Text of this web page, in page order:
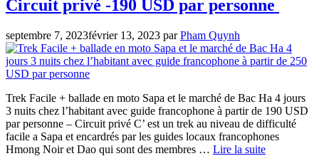
Circuit privé -190 USD par personne
septembre 7, 2023février 13, 2023 parPham Quynh
Trek Facile + ballade en moto Sapa et le marché de Bac Ha 4 jours
3 nuits chez l’habitant avec guide francophone à partir de 190 USD
par personne – Circuit privé C’ est un trek au niveau de difficulté
facile a Sapa et encardrés par les guides locaux francophones
Hmong Noir et Dao qui sont des membres … Lire la suite